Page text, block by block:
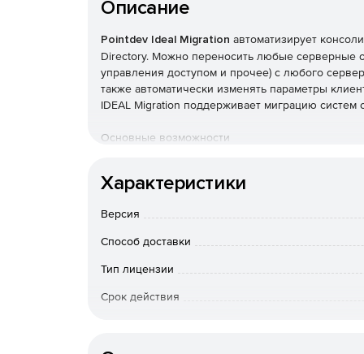
Описание
Pointdev Ideal Migration автоматизирует
Directory. Можно переносить любые серверные
управления доступом и прочее) с любого
также автоматически изменять параметры
IDEAL Migration поддерживает миграцию систем
Основные возможности
Миграция доменов Windows Small Business
Миграция может выполняться с
Характеристики
Версия
Способ доставки
Тип лицензии
Срок действия